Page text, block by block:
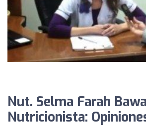
Nut. Selma Farah
Nutricionista: